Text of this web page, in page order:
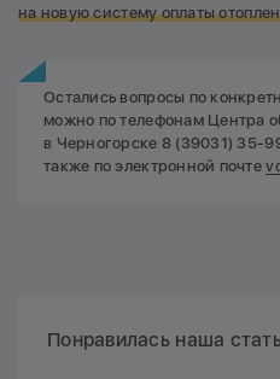
на новую систему оплаты
Остались вопросы по
можно по телефонам Центра
в Черногорске 8 (39031) 35-
также по электронной почте
Понравилась наша